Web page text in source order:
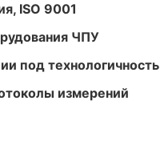
ISO 9001
ЧПУ
под технологичность
измерений